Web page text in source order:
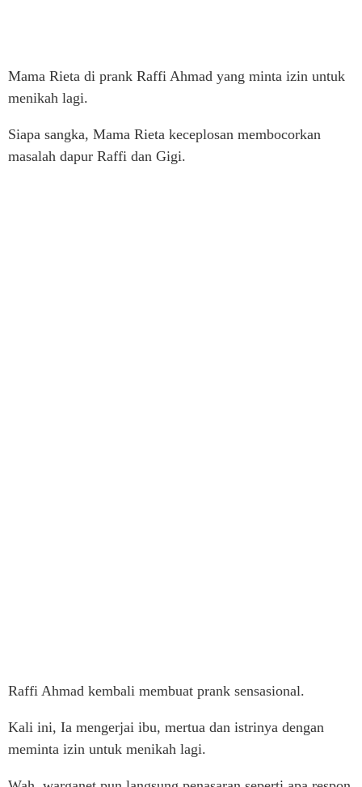
Mama Rieta di prank Raffi Ahmad yang minta izin untuk
menikah lagi.
Siapa sangka, Mama Rieta keceplosan membocorkan
masalah dapur Raffi dan Gigi.
Raffi Ahmad kembali membuat prank sensasional.
Kali ini, Ia mengerjai ibu, mertua dan istrinya dengan
meminta izin untuk menikah lagi.